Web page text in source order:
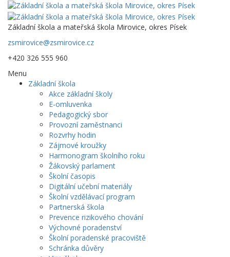
Základní škola a mateřská škola Mirovice, okres Písek
zsmirovice@zsmirovice.cz
+420 326 555 960
Menu
Základní škola
Akce základní školy
E-omluvenka
Pedagogický sbor
Provozní zaměstnanci
Rozvrhy hodin
Zájmové kroužky
Harmonogram školního roku
Žákovský parlament
Školní časopis
Digitální učební materiály
Školní vzdělávací program
Partnerská škola
Prevence rizikového chování
Výchovné poradenství
Školní poradenské pracoviště
Schránka důvěry